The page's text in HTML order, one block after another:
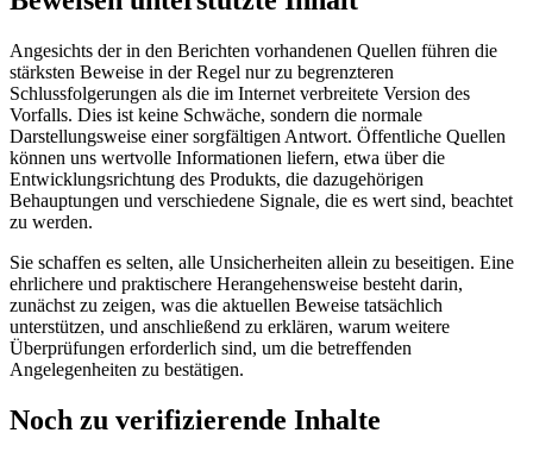
Angesichts der in den Berichten vorhandenen Quellen führen die
stärksten Beweise in der Regel nur zu begrenzteren
Schlussfolgerungen als die im Internet verbreitete Version des
Vorfalls. Dies ist keine Schwäche, sondern die normale
Darstellungsweise einer sorgfältigen Antwort. Öffentliche Quellen
können uns wertvolle Informationen liefern, etwa über die
Entwicklungsrichtung des Produkts, die dazugehörigen
Behauptungen und verschiedene Signale, die es wert sind, beachtet
zu werden.
Sie schaffen es selten, alle Unsicherheiten allein zu beseitigen. Eine
ehrlichere und praktischere Herangehensweise besteht darin,
zunächst zu zeigen, was die aktuellen Beweise tatsächlich
unterstützen, und anschließend zu erklären, warum weitere
Überprüfungen erforderlich sind, um die betreffenden
Angelegenheiten zu bestätigen.
Noch zu verifizierende Inhalte